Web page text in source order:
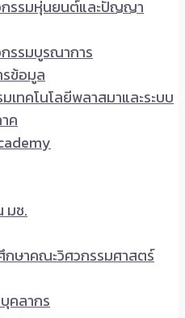
กรรมหุ่นยนต์และปัญญา
กรรมบูรณาการ
รข้อมูล
เทคโนโลยีพลาสมาและระบบ
ค
มช.
ษาคณะวิศวกรรมศาสตร์
คลากร